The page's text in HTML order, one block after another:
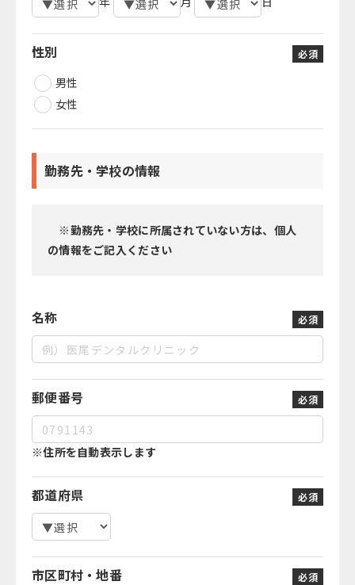
性別 必須
男性
女性
勤務先・学校の情報
※勤務先・学校に所属されていない方は、個人
の情報をご記入ください
名称 必須
郵便番号 必須
※住所を自動表示します
都道府県 必須
市区町村・地番 必須